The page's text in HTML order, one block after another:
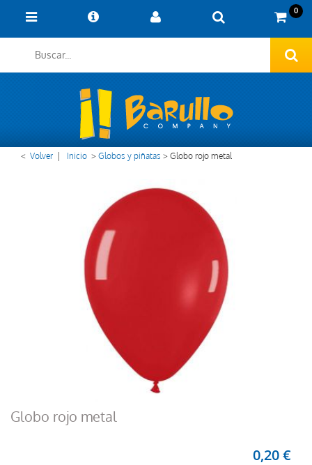
0
< Volver Inicio >Globos y piñatas >Globo rojo metal
Globo rojo metal
0,20 €